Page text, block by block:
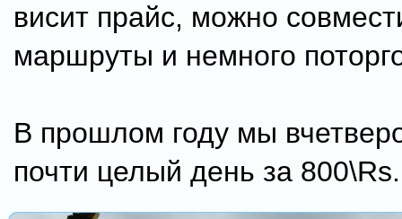
висит прайс, можно
маршруты и немного
В прошлом году мы
почти целый день за 800\Rs.